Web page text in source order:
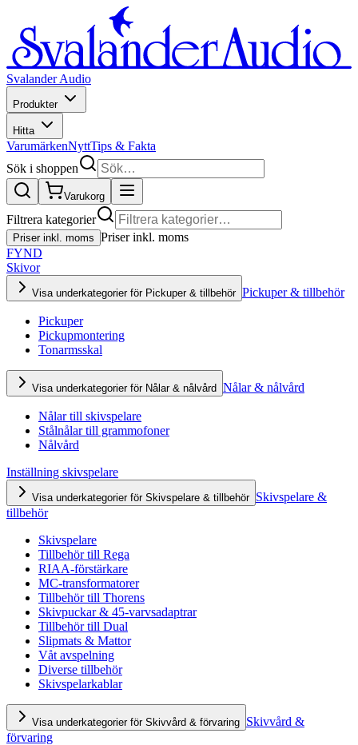
Svalander Audio
Produkter
Hitta
VarumärkenNyttTips & Fakta
Sök i shoppen
Varukorg
Filtrera kategorier
Priser inkl. moms Priser inkl. moms
FYND
Skivor
Visa underkategorier för Pickuper & tillbehör Pickuper & tillbehör
Pickuper
Pickupmontering
Tonarmsskal
Visa underkategorier för Nålar & nålvård Nålar & nålvård
Nålar till skivspelare
Stålnålar till grammofoner
Nålvård
Inställning skivspelare
Visa underkategorier för Skivspelare & tillbehör Skivspelare &
tillbehör
Skivspelare
Tillbehör till Rega
RIAA-förstärkare
MC-transformatorer
Tillbehör till Thorens
Skivpuckar & 45-varvsadaptrar
Tillbehör till Dual
Slipmats & Mattor
Våt avspelning
Diverse tillbehör
Skivspelarkablar
Visa underkategorier för Skivvård & förvaring Skivvård &
förvaring